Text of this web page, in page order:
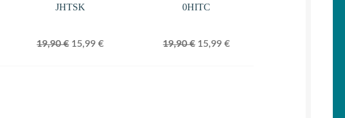
JHTSK
19,90€ Le
15,99€Le
0HITC
19,90€ Le
15,99€Le